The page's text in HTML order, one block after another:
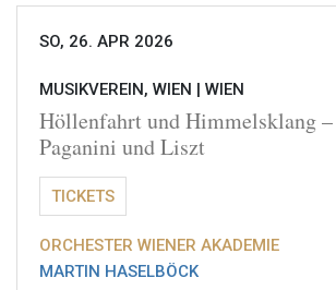
SO, 26. APR 2026
MUSIKVEREIN, WIEN | WIEN
Höllenfahrt und Himmelsklang
Paganini und Liszt
TICKETS
ORCHESTER WIENER AKADEMIE
MARTIN HASELBÖCK